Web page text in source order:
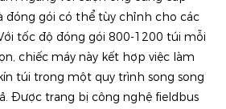
đóng gói có thể tùy chỉnh cho các
tốc độ đóng gói 800-1200 túi mỗi
chiếc máy này kết hợp việc làm
túi trong một quy trình song song
Được trang bị công nghệ fieldbus